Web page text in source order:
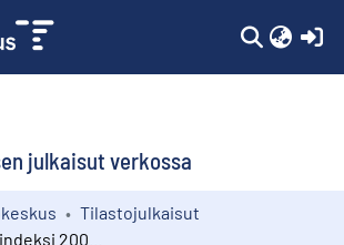
julkaisut verkossa
Tilastojulkaisut